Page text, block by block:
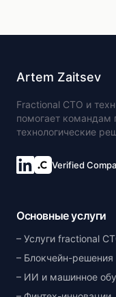
Artem Zaitsev
Fractional CTO и
помогает командам
технологические
Verified
Основные услуги
Услуги fractional
Блокчейн-решения
ИИ и машинное